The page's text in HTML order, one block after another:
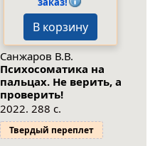
В корзину
Санжаров В.В.
Психосоматика на
пальцах. Не верить, а
проверить!
2022. 288 с.
Твердый переплет